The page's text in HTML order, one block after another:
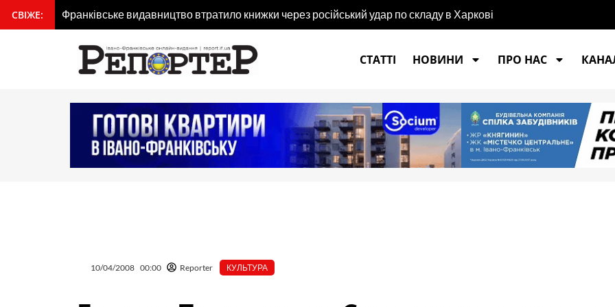
вмісту
СВІЖЕ: Франківське видавництво втратило книжки через російський удар по складу в Харкові
СТАТТІ
НОВИНИ ПРО НАС
10/04/2008 00:00 Reporter КУЛЬТУРА